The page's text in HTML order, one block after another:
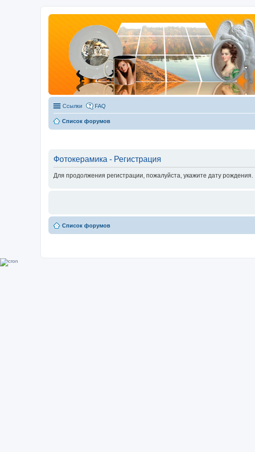
Ссылки FAQ
Список форумов
Фотокерамика - Регистрация
Для продолжения регистрации, пожалуйста, укажите дату рождения.
Список форумов